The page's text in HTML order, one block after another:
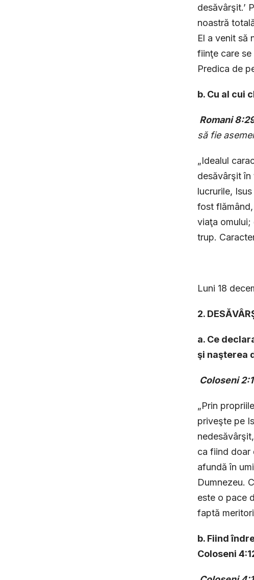
desăvârşit.’
noastră
El a venit să
fiinţe care se
Predica de
b. Cu al cui
Romani
să fie
„Idealul
desăvârşit
lucrurile,
fost
viaţa omului;
trup.
Luni 18
2.
a. Ce
şi naşterea
Coloseni
„Prin
priveşte pe
ca fiind doar
afundă în
Dumnezeu.
este o pace
faptă
b. Fiind
Coloseni